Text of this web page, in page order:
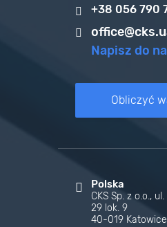
+38 056 790
Napisz do
Obliczyć
Polska
CKS Sp. z o.o.,
29 lok. 9
40-019 Katowice